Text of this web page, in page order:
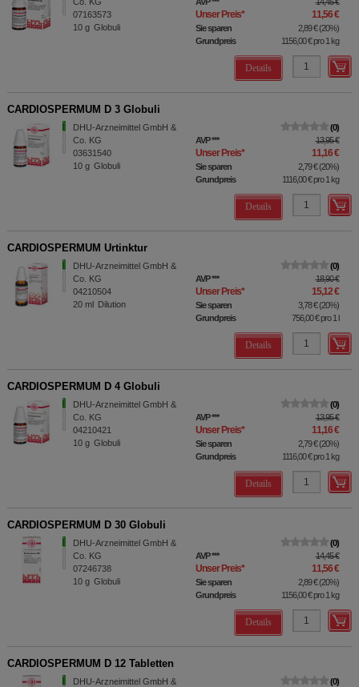
07163573
10 g Globuli
Unser Preis* 11,56 €
Sie sparen 2,89 €(20%)
Grundpreis
1156,00 €pro 1 kg
Details
CARDIOSPERMUM D 3 Globuli
DHU-Arzneimittel GmbH &
Co. KG
03631540
10 g Globuli
0
AVP*** 13,95 €
Unser Preis* 11,16 €
Sie sparen 2,79 €(20%)
Grundpreis
1116,00 €pro 1 kg
Details
CARDIOSPERMUM Urtinktur
DHU-Arzneimittel GmbH &
Co. KG
04210504
20 ml Dilution
0
AVP*** 18,90 €
Unser Preis* 15,12 €
Sie sparen 3,78 €(20%)
Grundpreis
756,00 €pro 1 l
Details
CARDIOSPERMUM D 4 Globuli
DHU-Arzneimittel GmbH &
Co. KG
04210421
10 g Globuli
0
AVP*** 13,95 €
Unser Preis* 11,16 €
Sie sparen 2,79 €(20%)
Grundpreis
1116,00 €pro 1 kg
Details
CARDIOSPERMUM D 30 Globuli
DHU-Arzneimittel GmbH &
Co. KG
07246738
10 g Globuli
0
AVP*** 14,45 €
Unser Preis* 11,56 €
Sie sparen 2,89 €(20%)
Grundpreis
1156,00 €pro 1 kg
Details
CARDIOSPERMUM D 12 Tabletten
DHU-Arzneimittel GmbH &
0